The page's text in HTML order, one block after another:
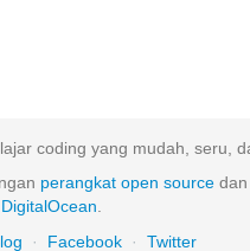
coding yang mudah, seru,
perangkat open source
DigitalOcean
· Facebook · Twitter